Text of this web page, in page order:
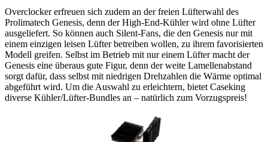
Overclocker erfreuen sich zudem an der freien Lüfterwahl des
Prolimatech Genesis, denn der High-End-Kühler wird ohne Lüfter
ausgeliefert. So können auch Silent-Fans, die den Genesis nur mit
einem einzigen leisen Lüfter betreiben wollen, zu ihrem favorisierten
Modell greifen. Selbst im Betrieb mit nur einem Lüfter macht der
Genesis eine überaus gute Figur, denn der weite Lamellenabstand
sorgt dafür, dass selbst mit niedrigen Drehzahlen die Wärme optimal
abgeführt wird. Um die Auswahl zu erleichtern, bietet Caseking
diverse Kühler/Lüfter-Bundles an – natürlich zum Vorzugspreis!